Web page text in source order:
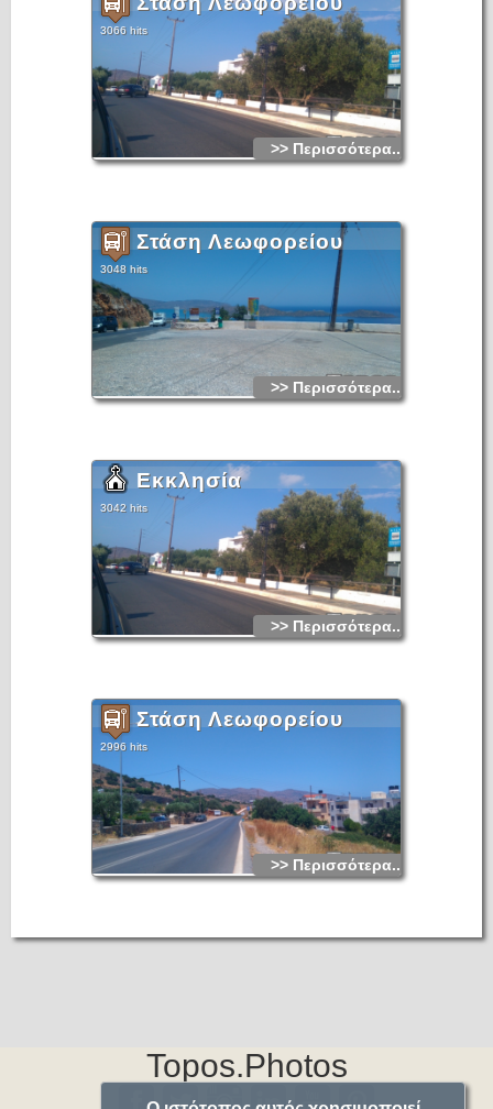
3066 hits
>> Περισσότερα...
Στάση Λεωφορείου
3048 hits
>> Περισσότερα...
Εκκλησία
3042 hits
>> Περισσότερα...
Στάση Λεωφορείου
2996 hits
>> Περισσότερα...
Topos.Photos